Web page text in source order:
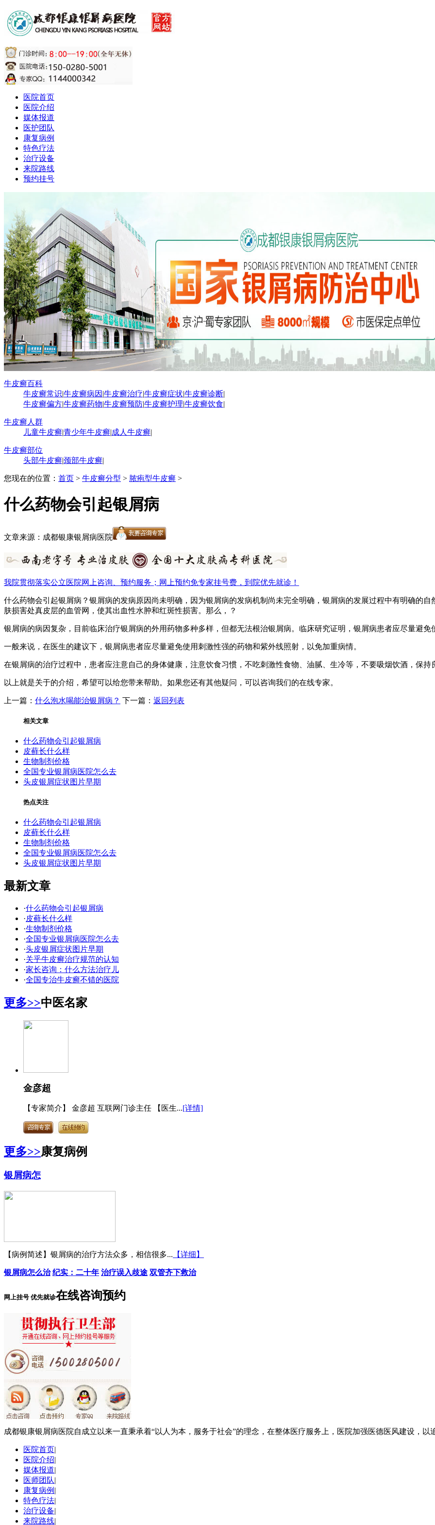
医院首页
医院介绍
媒体报道
医护团队
康复病例
特色疗法
治疗设备
来院路线
预约挂号
牛皮癣百科
牛皮癣常识|牛皮癣病因 |牛皮癣治疗|牛皮癣症状|牛皮癣诊断|
牛皮癣偏方|牛皮癣药物|牛皮癣预防|牛皮癣护理|牛皮癣饮食|
牛皮癣人群
儿童牛皮癣|青少年牛皮癣|成人牛皮癣|
牛皮癣部位
头部牛皮癣|颈部牛皮癣|
您现在的位置： 首页 > 牛皮癣分型 > 脓疱型牛皮癣 >
什么药物会引起银屑病
文章来源：成都银康银屑病医院
我院贯彻落实公立医院网上咨询、预约服务；网上预约免专家挂号费，到院优先就诊！
什么药物会引起银屑病？银屑病的发病原因尚未明确，因为银屑病的发病机制尚未完全明确，银屑病的发展过程中有明确的
肤损害处真皮层的血管网，使其出血性水肿和红斑性损害。那么，？
银屑病的病因复杂，目前临床治疗银屑病的外用药物多种多样，但都无法根治银屑病。临床研究证明，银屑病患者应尽量避免
一般来说，在医生的建议下，银屑病患者应尽量避免使用刺激性强的药物和紫外线照射，以免加重病情。
在银屑病的治疗过程中，患者应注意自己的身体健康，注意饮食习惯，不吃刺激性食物、油腻、生冷等，不要吸烟饮酒，保持
以上就是关于的介绍，希望可以给您带来帮助。如果您还有其他疑问，可以咨询我们的在线专家。
上一篇： 什么泡水喝能治银屑病？ 下一篇： 返回列表
相关文章
什么药物会引起银屑病
皮藓长什么样
生物制剂价格
全国专业银屑病医院怎么去
头皮银屑症状图片早期
热点关注
什么药物会引起银屑病
皮藓长什么样
生物制剂价格
全国专业银屑病医院怎么去
头皮银屑症状图片早期
最新文章
·什么药物会引起银屑病
·皮藓长什么样
·生物制剂价格
·全国专业银屑病医院怎么去
·头皮银屑症状图片早期
·关乎牛皮癣治疗规范的认知
·家长咨询：什么方法治疗儿
·全国专治牛皮癣不错的医院
更多>>中医名家
金彦超
【专家简介】 金彦超 互联网门诊主任 【医生...[详情]
更多>>康复病例
银屑病怎
【病例简述】银屑病的治疗方法众多，相信很多... 【详细】
银屑病怎么治 纪实：二十年 治疗误入歧途 双管齐下救治
网上挂号 优先就诊在线咨询预约
成都银康银屑病医院自成立以来一直秉承着“以人为本，服务于社会”的理念，在整体医疗服务上，医院加强医德医风建设，以
医院首页|
医院介绍|
媒体报道|
医师团队|
康复病例 |
特色疗法|
治疗设备|
来院路线|